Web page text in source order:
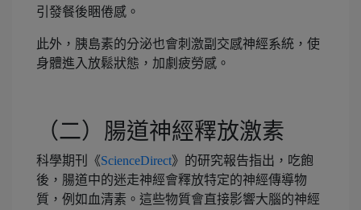
引發餐後睏倦感。
此外，胰島素的分泌也會刺激副交感神經系統，使
身體進入放鬆狀態，加劇疲勞感。
（二）腸道神經釋放激素
科學期刊《ScienceDirect》的研究報告指出，吃飽
後，腸道中的迷走神經會釋放特定的神經傳導物
質，例如血清素。這些物質會直接影響大腦的神經